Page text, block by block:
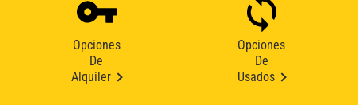
Opciones
De
Alquiler
Opciones
De
Usados